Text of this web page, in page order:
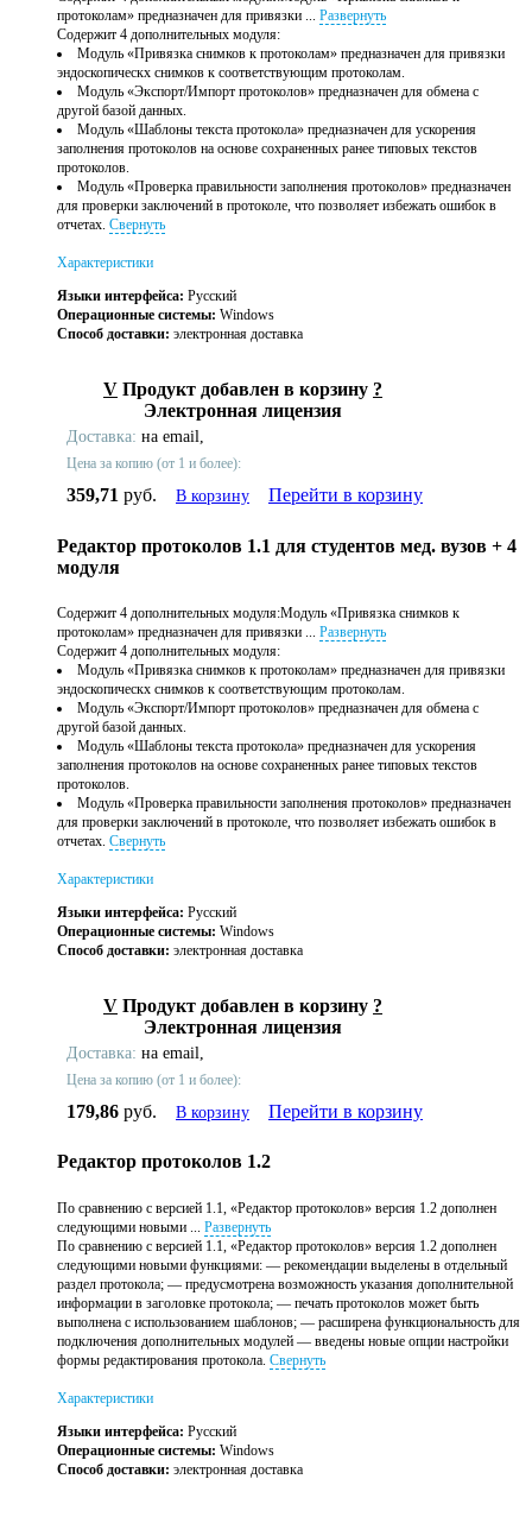
протоколам» предназначен для привязки ... Развернуть
Содержит 4 дополнительных модуля:
Модуль «Привязка снимков к протоколам» предназначен для привязки
эндоскопическх снимков к соответствующим протоколам.
Модуль «Экспорт/Импорт протоколов» предназначен для обмена с
другой базой данных.
Модуль «Шаблоны текста протокола» предназначен для ускорения
заполнения протоколов на основе сохраненных ранее типовых текстов
протоколов.
Модуль «Проверка правильности заполнения протоколов» предназначен
для проверки заключений в протоколе, что позволяет избежать ошибок в
отчетах. Свернуть
Характеристики
Языки интерфейса: Русский
Операционные системы: Windows
Способ доставки: электронная доставка
V Продукт добавлен в корзину ?
Электронная лицензия
Доставка: на email,
Цена за копию (от 1 и более):
359,71 руб. В корзину Перейти в корзину
Редактор протоколов 1.1 для студентов мед. вузов + 4
модуля
Содержит 4 дополнительных модуля:Модуль «Привязка снимков к
протоколам» предназначен для привязки ... Развернуть
Содержит 4 дополнительных модуля:
Модуль «Привязка снимков к протоколам» предназначен для привязки
эндоскопическх снимков к соответствующим протоколам.
Модуль «Экспорт/Импорт протоколов» предназначен для обмена с
другой базой данных.
Модуль «Шаблоны текста протокола» предназначен для ускорения
заполнения протоколов на основе сохраненных ранее типовых текстов
протоколов.
Модуль «Проверка правильности заполнения протоколов» предназначен
для проверки заключений в протоколе, что позволяет избежать ошибок в
отчетах. Свернуть
Характеристики
Языки интерфейса: Русский
Операционные системы: Windows
Способ доставки: электронная доставка
V Продукт добавлен в корзину ?
Электронная лицензия
Доставка: на email,
Цена за копию (от 1 и более):
179,86 руб. В корзину Перейти в корзину
Редактор протоколов 1.2
По сравнению с версией 1.1, «Редактор протоколов» версия 1.2 дополнен
следующими новыми ... Развернуть
По сравнению с версией 1.1, «Редактор протоколов» версия 1.2 дополнен
следующими новыми функциями: — рекомендации выделены в отдельный
раздел протокола; — предусмотрена возможность указания дополнительной
информации в заголовке протокола; — печать протоколов может быть
выполнена с использованием шаблонов; — расширена функциональность для
подключения дополнительных модулей — введены новые опции настройки
формы редактирования протокола. Свернуть
Характеристики
Языки интерфейса: Русский
Операционные системы: Windows
Способ доставки: электронная доставка